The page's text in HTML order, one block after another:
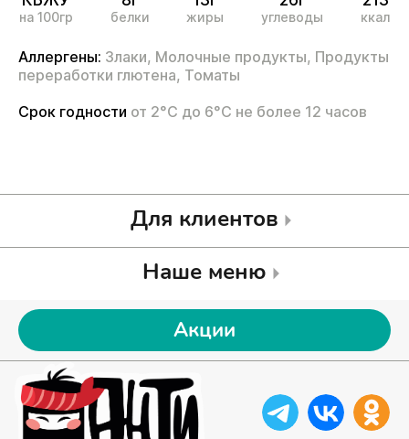
на 100гр белки жиры углеводы ккал
Аллергены: Злаки, Молочные продукты, Продукты
переработки глютена, Томаты
Срок годности от 2°С до 6°С не более 12 часов
Для клиентов
Наше меню
Акции